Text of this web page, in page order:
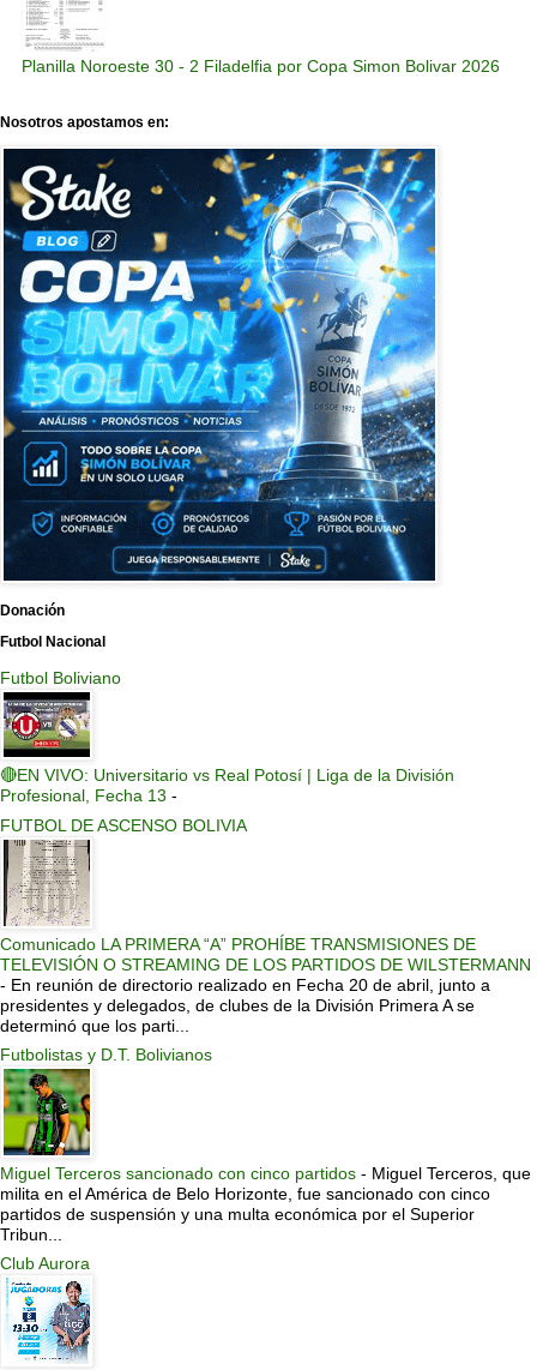
Planilla Noroeste 30 - 2 Filadelfia por Copa Simon Bolivar 2026
Nosotros apostamos en:
Donación
Futbol Nacional
Futbol Boliviano
🔴EN VIVO: Universitario vs Real Potosí | Liga de la División
Profesional, Fecha 13 -
FUTBOL DE ASCENSO BOLIVIA
Comunicado LA PRIMERA “A” PROHÍBE TRANSMISIONES DE
TELEVISIÓN O STREAMING DE LOS PARTIDOS DE WILSTERMANN
- En reunión de directorio realizado en Fecha 20 de abril, junto a
presidentes y delegados, de clubes de la División Primera A se
determinó que los parti...
Futbolistas y D.T. Bolivianos
Miguel Terceros sancionado con cinco partidos - Miguel Terceros, que
milita en el América de Belo Horizonte, fue sancionado con cinco
partidos de suspensión y una multa económica por el Superior
Tribun...
Club Aurora